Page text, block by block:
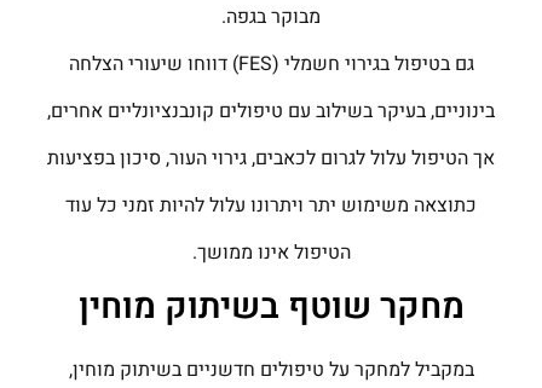
מבוקר בגפה.
גם בטיפול בגירוי חשמלי (FES) דווחו שיעורי הצלחה
בינוניים, בעיקר בשילוב עם טיפולים קונבנציונליים אחרים,
אך הטיפול עלול לגרום לכאבים, גירוי העור, סיכון בפציעות
כתוצאה משימוש יתר ויתרונו עלול להיות זמני כל עוד
הטיפול אינו ממושך.
מחקר שוטף בשיתוק מוחין
במקביל למחקר על טיפולים חדשניים בשיתוק מוחין,